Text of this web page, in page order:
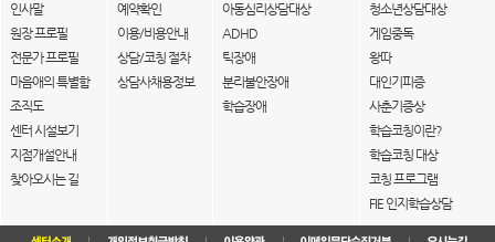
인사말
원장 프로필
전문가 프로필
마음애의 특별함
조직도
센터 시설보기
지점개설안내
찾아오시는 길
예약확인
이용/비용안내
상담/코칭 절차
상담사채용정보
아동심리상담대상
ADHD
틱장애
분리불안장애
학습장애
청소년상담대상
게임중독
왕따
대인기피증
사춘기증상
학습코칭이란?
학습코칭 대상
코칭 프로그램
FIE 인지학습상담